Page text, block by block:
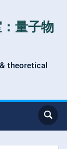
量子物
theoretical